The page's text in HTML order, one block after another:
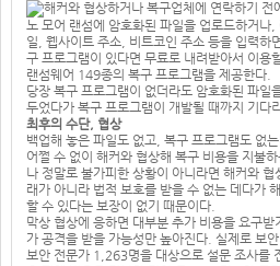
노 모어 랜섬에 암호화된 파일을 업로드하거나,
일, 웹사이트 주소, 비트코인 주소 등을 입력하
구 프로그램이 있다면 무료로 내려받아서 이
랜섬웨어 149종의 복구 프로그램을 제공한다.
당장 복구 프로그램이 없더라도 암호화된 파일
두었다가 복구 프로그램이 개발될 때까지 기다
최후의 수단, 협상
백업해 놓은 파일도 없고, 복구 프로그램도 없
어쩔 수 없이 해커와 협상해 복구 비용을 지불
나 정말로 불가피한 상황이 아니라면 해커와
래가 아니라 법적 보호를 받을 수 없는 데다가
할 수 있다는 보장이 없기 때문이다.
막상 협상에 응하면 대부분 추가 비용을 요구받
가 공격을 받을 가능성만 높아진다. 실제로 보
보안 전문가 1,263명을 대상으로 설문 조사를